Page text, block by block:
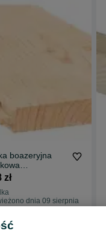
boazeryjna
szt
zł
dnia 09 sierpnia